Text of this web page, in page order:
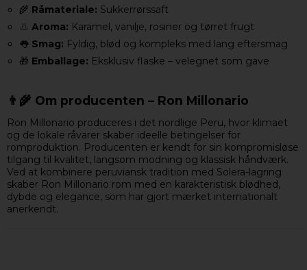
🌾 Råmateriale: Sukkerrørssaft
👃 Aroma: Karamel, vanilje, rosiner og tørret frugt
👅 Smag: Fyldig, blød og kompleks med lang eftersmag
🎁 Emballage: Eksklusiv flaske – velegnet som gave
👨‍🌾 Om producenten – Ron Millonario
Ron Millonario produceres i det nordlige Peru, hvor klimaet
og de lokale råvarer skaber ideelle betingelser for
romproduktion. Producenten er kendt for sin kompromisløse
tilgang til kvalitet, langsom modning og klassisk håndværk.
Ved at kombinere peruviansk tradition med Solera-lagring
skaber Ron Millonario rom med en karakteristisk blødhed,
dybde og elegance, som har gjort mærket internationalt
anerkendt.